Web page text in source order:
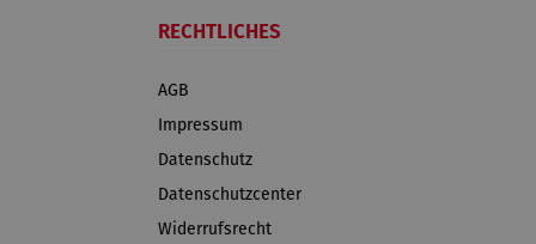
RECHTLICHES
AGB
Impressum
Datenschutz
Datenschutzcenter
Widerrufsrecht